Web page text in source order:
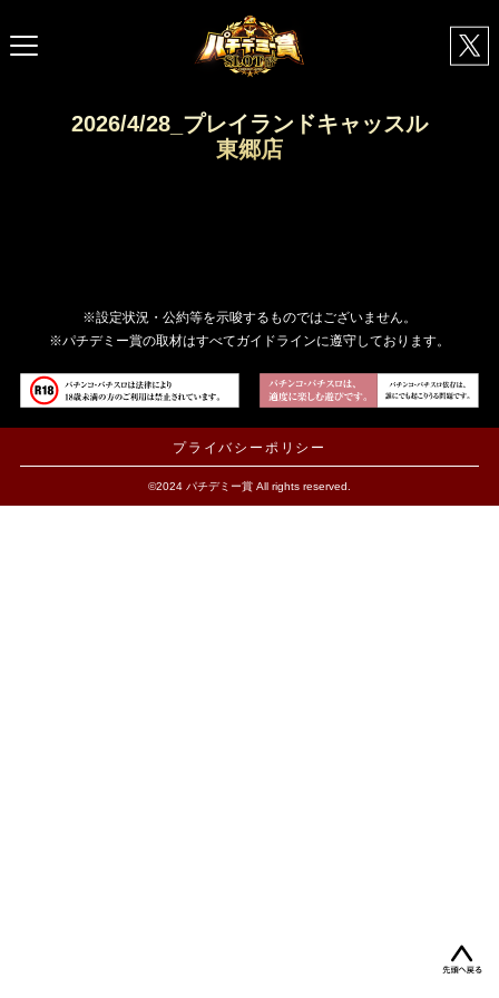
2026/4/28_プレイランドキャッスル
東郷店
※設定状況・公約等を示唆するものではございません。
※パチデミー賞の取材はすべてガイドラインに遵守しております。
プライバシーポリシー
©2024 パチデミー賞 All rights reserved.